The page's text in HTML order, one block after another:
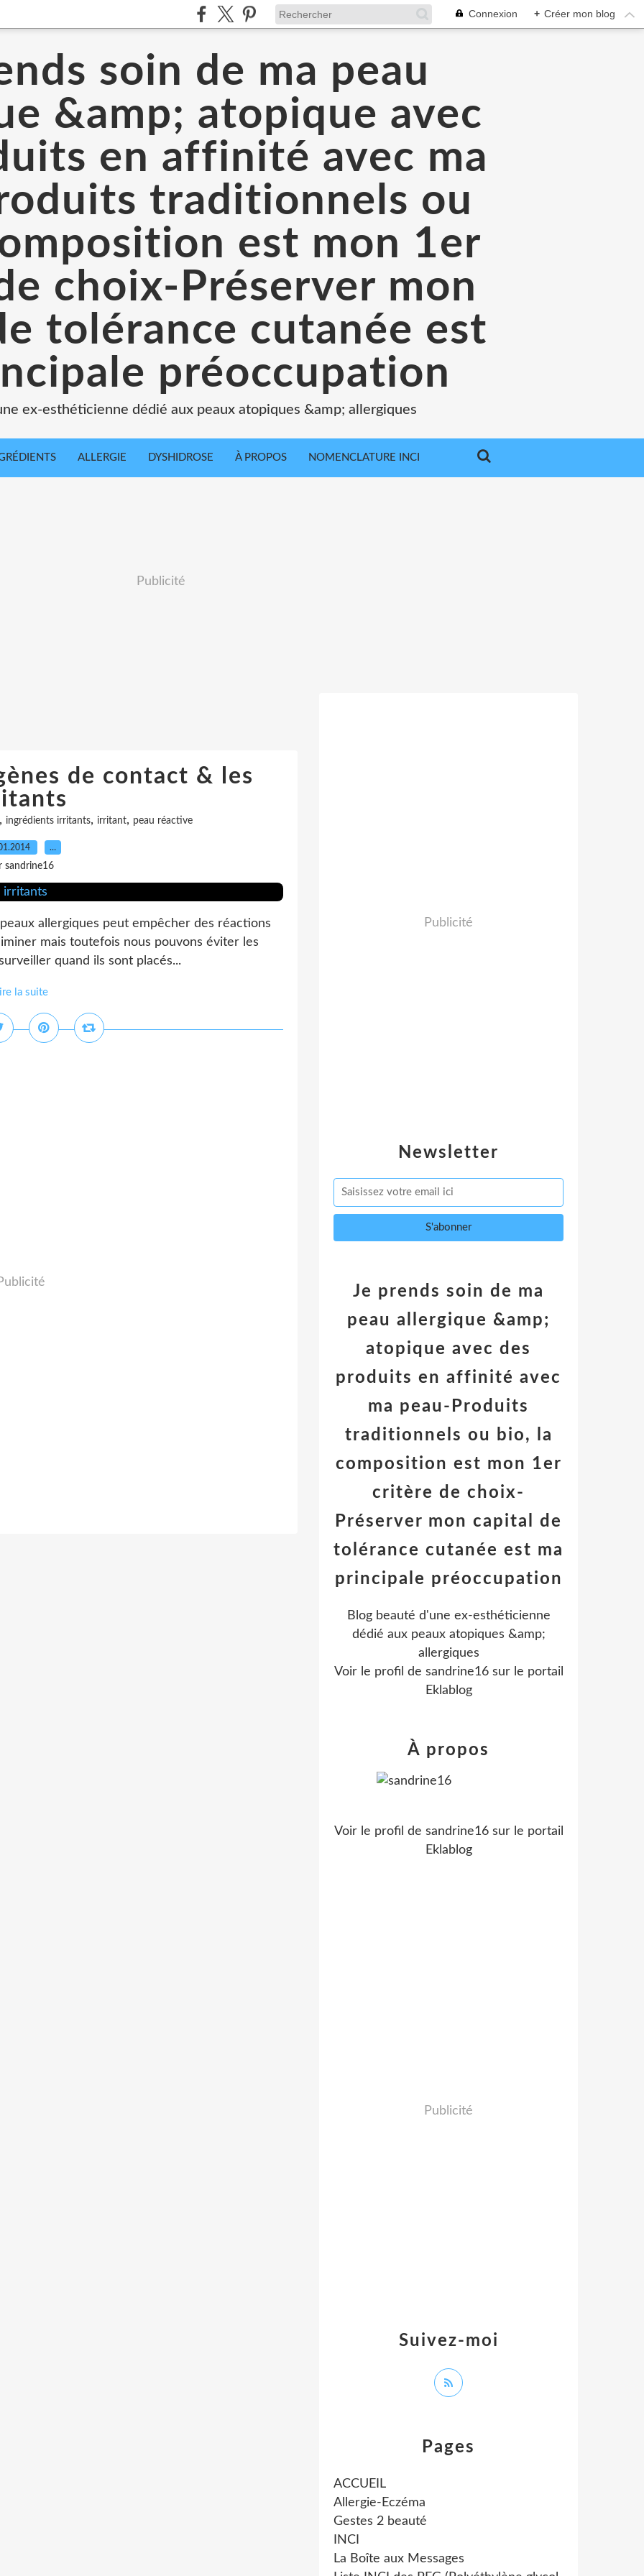
Connexion + Créer mon blog
soin de ma peau
&amp; atopique avec
en affinité avec ma
traditionnels ou
est mon 1er
choix-Préserver mon
tolérance cutanée est
préoccupation
ex-esthéticienne dédié aux peaux atopiques &amp; allergiques
ALLERGIE DYSHIDROSE À PROPOS NOMENCLATURE INCI
Publicité
de contact & les
, ingrédients irritants, irritant, peau réactive
…
sandrine16
allergiques peut empêcher des réactions
mais toutefois nous pouvons éviter les
quand ils sont placés...
la suite
Newsletter
Publicité
Pages
ACCUEIL
Allergie-Eczéma
Gestes 2 beauté
INCI
La Boîte aux Messages
Je prends soin de ma
peau allergique &amp;
atopique avec des
produits en affinité avec
ma peau-Produits
traditionnels ou bio, la
composition est mon 1er
critère de choix-
Préserver mon capital de
tolérance cutanée est ma
principale préoccupation
Blog beauté d'une ex-esthéticienne
dédié aux peaux atopiques &amp;
allergiques
Voir le profil de sandrine16sur le portail
Eklablog
Suivez-moi
À propos
Voir le profil de sandrine16sur le portail
Eklablog
Publicité